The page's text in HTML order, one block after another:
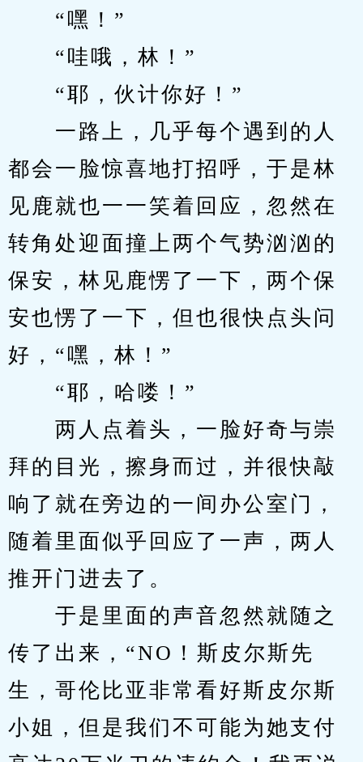
“嘿！”
“哇哦，林！”
“耶，伙计你好！”
一路上，几乎每个遇到的人
都会一脸惊喜地打招呼，于是林
见鹿就也一一笑着回应，忽然在
转角处迎面撞上两个气势汹汹的
保安，林见鹿愣了一下，两个保
安也愣了一下，但也很快点头问
好，“嘿，林！”
“耶，哈喽！”
两人点着头，一脸好奇与崇
拜的目光，擦身而过，并很快敲
响了就在旁边的一间办公室门，
随着里面似乎回应了一声，两人
推开门进去了。
于是里面的声音忽然就随之
传了出来，“NO！斯皮尔斯先
生，哥伦比亚非常看好斯皮尔斯
小姐，但是我们不可能为她支付